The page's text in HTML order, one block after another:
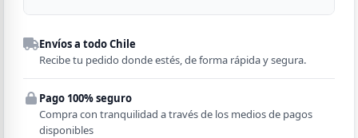
Despacho a domicilio
Región
Comuna
Envíos a todo Chile
Recibe tu pedido donde estés, de forma rápida y segura.
Pago 100% seguro
Compra con tranquilidad a través de los medios de pagos
disponibles